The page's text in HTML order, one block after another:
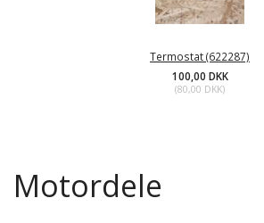
Termostat (622287)
100,00 DKK
(80,00 DKK)
Motordele